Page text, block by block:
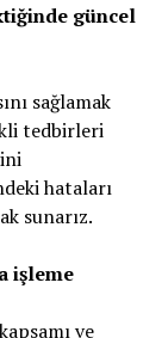
güncel
sağlamak
tedbirleri
hataları
sunarız.
işleme
ve